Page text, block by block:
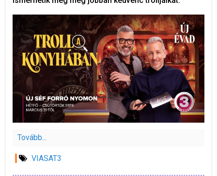
Tovább...
VIASAT3